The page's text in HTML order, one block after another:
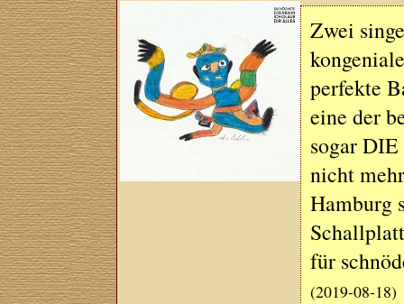
Zwei
perfekte
eine der
sogar DIE
nicht
Hamburg
für
(2019-08-18)